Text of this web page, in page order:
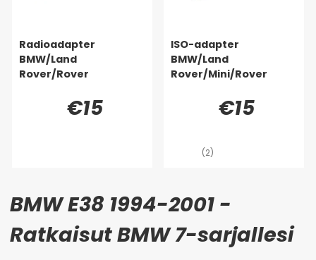
Radioadapter
BMW/Land
Rover/Rover
€15
ISO-adapter
BMW/Land
Rover/Mini/Rover
€15
(2)
BMW E38 1994-2001 -
Ratkaisut BMW 7-sarjallesi